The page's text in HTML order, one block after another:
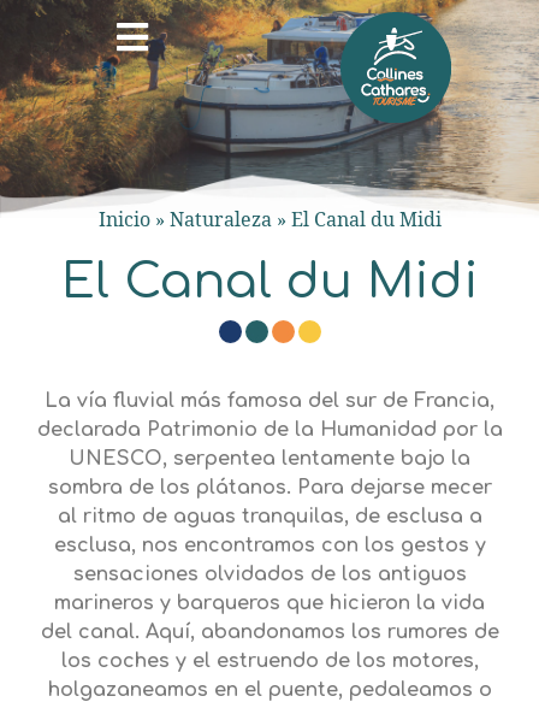
Inicio» Naturaleza» El Canal du Midi
El Canal du Midi
La vía fluvial más famosa del sur de Francia,
declarada Patrimonio de la Humanidad por la
UNESCO, serpentea lentamente bajo la
sombra de los plátanos. Para dejarse mecer
al ritmo de aguas tranquilas, de esclusa a
esclusa, nos encontramos con los gestos y
sensaciones olvidados de los antiguos
marineros y barqueros que hicieron la vida
del canal. Aquí, abandonamos los rumores de
los coches y el estruendo de los motores,
holgazaneamos en el puente, pedaleamos o